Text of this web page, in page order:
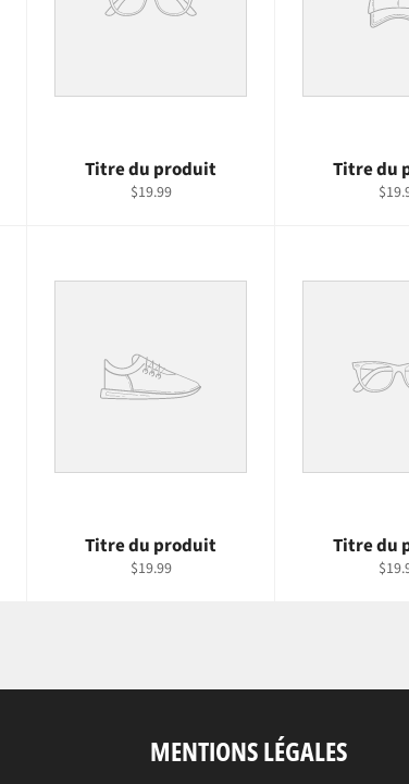
Titre du produit
$19.99
Titre du
Titre du produit
$19.99
Titre du
MENTIONS LÉGALES